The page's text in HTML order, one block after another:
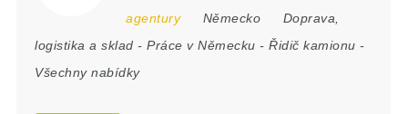
agentury
Německo
Doprava,
logistika a sklad -Práce v Německu -Řidič kamionu -
Všechny nabídky